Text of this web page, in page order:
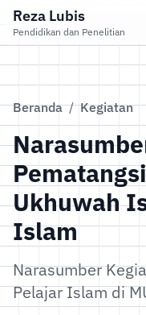
Reza Lubis
Pendidikan dan Penelitian
Beranda / Kegiatan
Ukhuwah
Islam
Narasumber
Pelajar Islam di